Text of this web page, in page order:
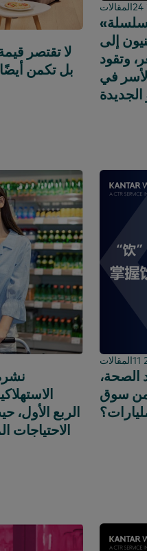
الجمهورية
الصين القارية (CN)
المملكة العربية
والترفيه
لا تقتصر
بل تكمن
المقالات
«تقرير المتسوقين الصينيين لعام 2026، السلسلة
إلى
وتقود
في
الربع
المقالات
الصحة،
من سوق